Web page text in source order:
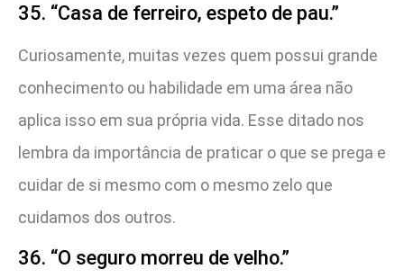
35. “Casa de ferreiro, espeto de pau.”
Curiosamente, muitas vezes quem possui grande
conhecimento ou habilidade em uma área não
aplica isso em sua própria vida. Esse ditado nos
lembra da importância de praticar o que se prega e
cuidar de si mesmo com o mesmo zelo que
cuidamos dos outros.
36. “O seguro morreu de velho.”